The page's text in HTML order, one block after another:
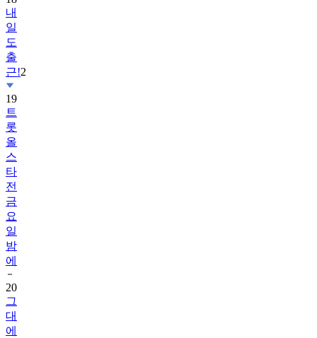
내
일
도
출
근!2
19
트
롯
올
스
타
전
금
요
일
밤
에
20
그
대
에